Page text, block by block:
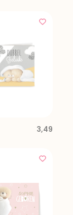
3,49